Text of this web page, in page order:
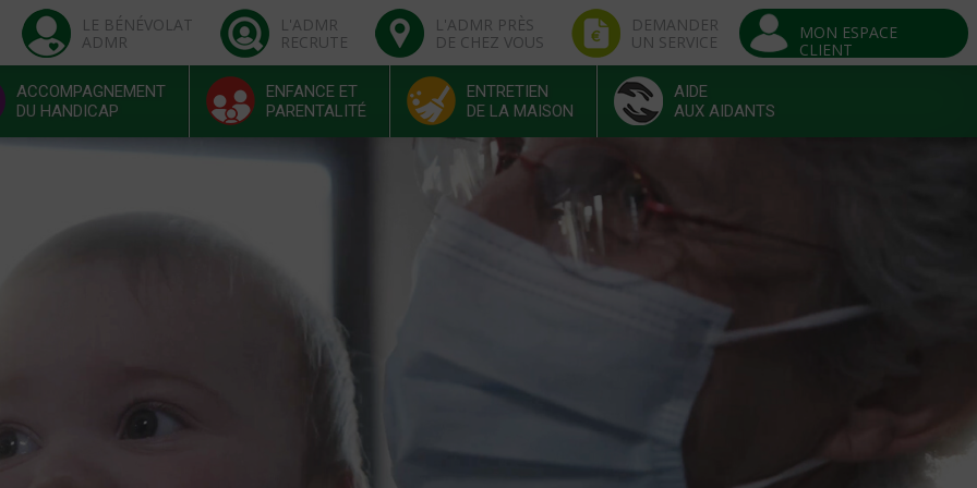
LE BÉNÉVOLAT
ADMR
L'ADMR
RECRUTE
L'ADMR PRÈS
DE CHEZ VOUS
DEMANDER
UN SERVICE
MON ESPACE
CLIENT
ACCOMPAGNEMENT
DU HANDICAP
ENFANCE ET
PARENTALITÉ
ENTRETIEN
DE LA MAISON
AIDE
AUX AIDANTS